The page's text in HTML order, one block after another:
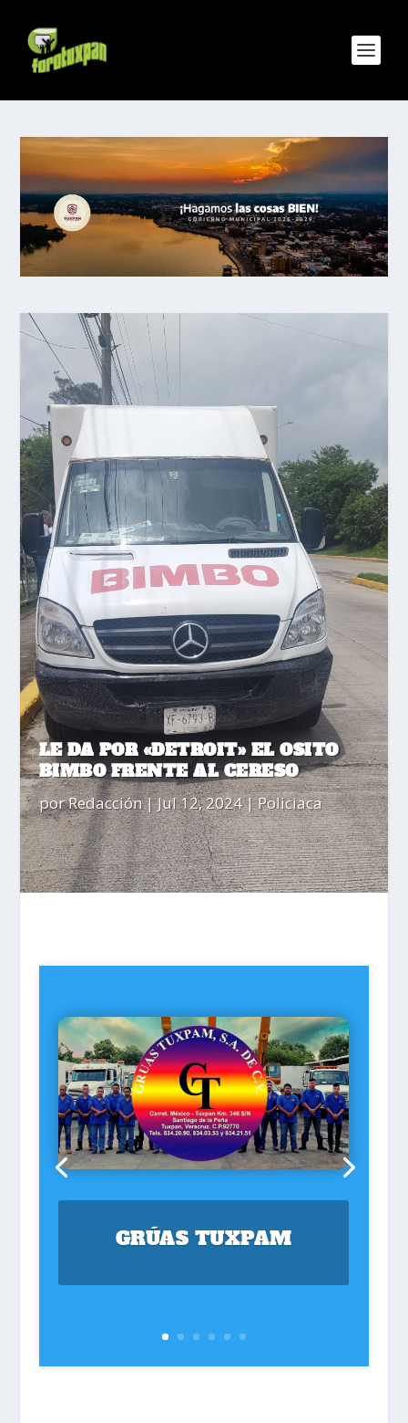
LE DA POR «DETROIT» EL OSITO
BIMBO FRENTE AL CERESO
porRedacción|Jul 12, 2024|Policiaca
GRÚAS TUXPAM